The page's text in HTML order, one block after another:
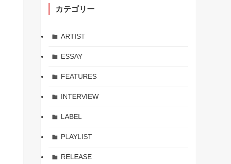
カテゴリー
ARTIST
ESSAY
FEATURES
INTERVIEW
LABEL
PLAYLIST
RELEASE